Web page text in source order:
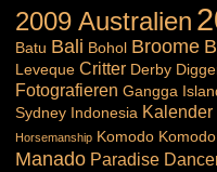
2009 Australien
Batu Bali Bohol Broome
Leveque Critter Derby
Fotografieren Gangga
Sydney Indonesia Kalender
Horsemanship Komodo
Manado Paradise